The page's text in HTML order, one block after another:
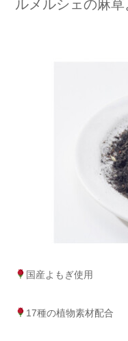
ルメルシェの麻
国産よもぎ使用
17種の植物素材配合